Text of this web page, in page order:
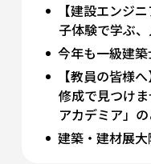
【建設エンジ
子体験で学ぶ
今年も一級建築
【教員の皆様
修成で見つけ
アカデミア」
建築・建材展